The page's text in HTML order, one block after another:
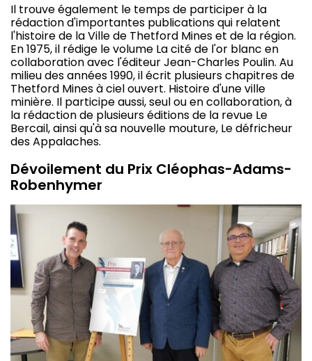
Il trouve également le temps de participer à la
rédaction d'importantes publications qui relatent
l'histoire de la Ville de Thetford Mines et de la région.
En 1975, il rédige le volume La cité de l'or blanc en
collaboration avec l'éditeur Jean-Charles Poulin. Au
milieu des années 1990, il écrit plusieurs chapitres de
Thetford Mines à ciel ouvert. Histoire d'une ville
minière. Il participe aussi, seul ou en collaboration, à
la rédaction de plusieurs éditions de la revue Le
Bercail, ainsi qu'à sa nouvelle mouture, Le défricheur
des Appalaches.
Dévoilement du Prix Cléophas-Adams-
Robenhymer